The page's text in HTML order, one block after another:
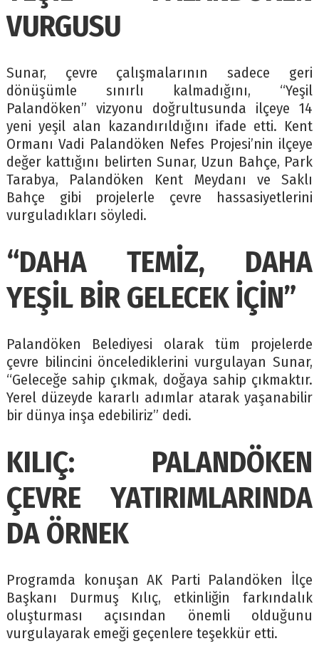
VURGUSU
Sunar, çevre çalışmalarının sadece geri
dönüşümle sınırlı kalmadığını, “Yeşil
Palandöken” vizyonu doğrultusunda ilçeye 14
yeni yeşil alan kazandırıldığını ifade etti. Kent
Ormanı Vadi Palandöken Nefes Projesi’nin ilçeye
değer kattığını belirten Sunar, Uzun Bahçe, Park
Tarabya, Palandöken Kent Meydanı ve Saklı
Bahçe gibi projelerle çevre hassasiyetlerini
vurguladıkları söyledi.
“DAHA TEMİZ, DAHA
YEŞİL BİR GELECEK İÇİN”
Palandöken Belediyesi olarak tüm projelerde
çevre bilincini öncelediklerini vurgulayan Sunar,
“Geleceğe sahip çıkmak, doğaya sahip çıkmaktır.
Yerel düzeyde kararlı adımlar atarak yaşanabilir
bir dünya inşa edebiliriz” dedi.
KILIÇ: PALANDÖKEN
ÇEVRE YATIRIMLARINDA
DA ÖRNEK
Programda konuşan AK Parti Palandöken İlçe
Başkanı Durmuş Kılıç, etkinliğin farkındalık
oluşturması açısından önemli olduğunu
vurgulayarak emeği geçenlere teşekkür etti.